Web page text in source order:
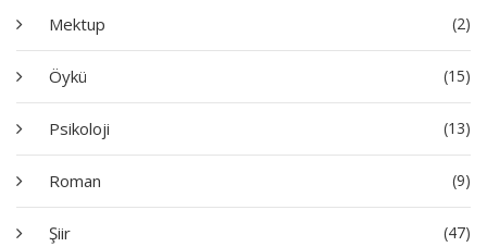
Mektup (2)
Öykü (15)
Psikoloji (13)
Roman (9)
Şiir (47)